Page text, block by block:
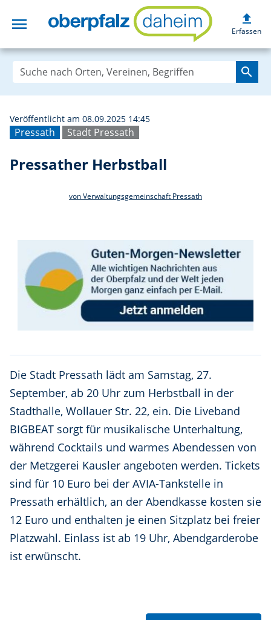
menu Pressather
upload
Erfassen
search
Pressath Stadt Pressath
Veröffentlicht am 08.09.2025 14:45
Pressather Herbstball
von Verwaltungsgemeinschaft Pressath
Die Stadt Pressath lädt am Samstag, 27.
September, ab 20 Uhr zum Herbstball in der
Stadthalle, Wollauer Str. 22, ein. Die Liveband
BIGBEAT sorgt für musikalische Unterhaltung,
während Cocktails und warmes Abendessen von
der Metzgerei Kausler angeboten werden. Tickets
sind für 10 Euro bei der AVIA-Tankstelle in
Pressath erhältlich, an der Abendkasse kosten sie
12 Euro und enthalten je einen Sitzplatz bei freier
Platzwahl. Einlass ist ab 19 Uhr, Abendgarderobe
ist erwünscht.